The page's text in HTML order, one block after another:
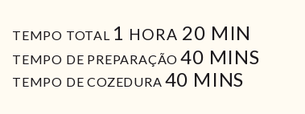
TEMPO TOTAL 1 HORA
HORA 20 MIN
MIN
TEMPO DE PREPARAÇÃO 40MIN
MINS
TEMPO DE COZEDURA 40 MIN
MINS